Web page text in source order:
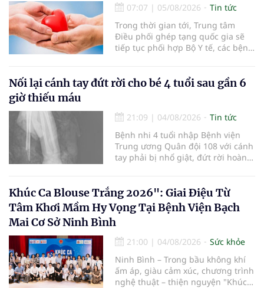
07:07 | 05/08/2026
Tin tức
Trong thời gian tới, Trung tâm
Điều phối ghép tạng quốc gia sẽ
tiếp tục phối hợp Bộ Y tế, các bệnh
cường truyền thông, hoàn thiện
quy trình chuyên môn và hệ thống
hiến và ghép mô tạng.
Nối lại cánh tay đứt rời cho bé 4 tuổi sau gần 6
giờ thiếu máu
21:09 | 04/08/2026
Tin tức
Bệnh nhi 4 tuổi nhập Bệnh viện
Trung ương Quân đội 108 với cánh
tay phải bị nhổ giật, đứt rời hoàn
thương nặng và thời gian thiếu
máu kéo dài, các bác sĩ đã tái lập
tuần hoàn thành công sau ca vi
phẫu kéo dài 3 giờ.
Khúc Ca Blouse Trắng 2026": Giai Điệu Từ
Tâm Khơi Mầm Hy Vọng Tại Bệnh Viện Bạch
Mai Cơ Sở Ninh Bình
21:00 | 04/08/2026
Sức khỏe
Ninh Bình – Trong bầu không khí
ấm áp, giàu cảm xúc, chương trình
nghệ thuật – thiện nguyện "Khúc